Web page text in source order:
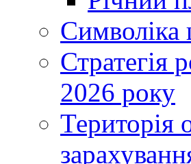
Символіка
Стратегія
2026 року
Територія